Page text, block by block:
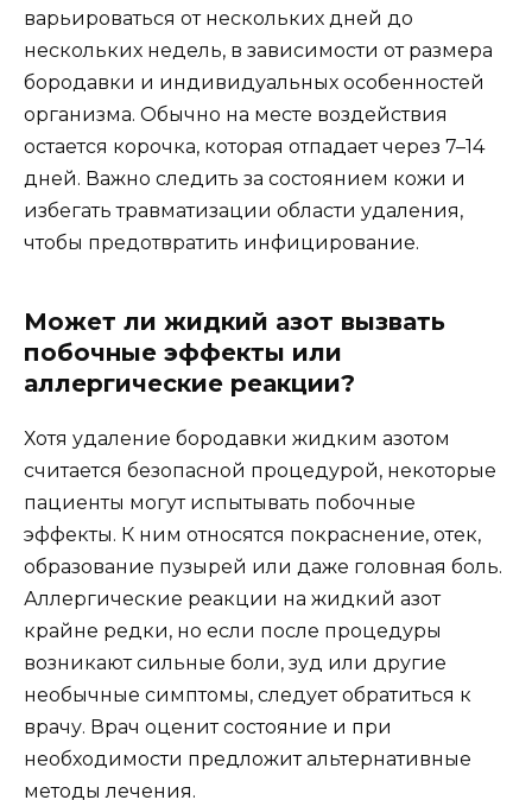
варьироваться от нескольких дней до
нескольких недель, в зависимости от размера
бородавки и индивидуальных особенностей
организма. Обычно на месте воздействия
остается корочка, которая отпадает через 7–14
дней. Важно следить за состоянием кожи и
избегать травматизации области удаления,
чтобы предотвратить инфицирование.
Может ли жидкий азот вызвать
побочные эффекты или
аллергические реакции?
Хотя удаление бородавки жидким азотом
считается безопасной процедурой, некоторые
пациенты могут испытывать побочные
эффекты. К ним относятся покраснение, отек,
образование пузырей или даже головная боль.
Аллергические реакции на жидкий азот
крайне редки, но если после процедуры
возникают сильные боли, зуд или другие
необычные симптомы, следует обратиться к
врачу. Врач оценит состояние и при
необходимости предложит альтернативные
методы лечения.